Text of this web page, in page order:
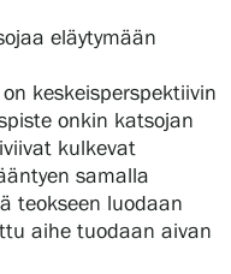
eläytymään
on keskeisperspektiivin
onkin katsojan
kulkevat
samalla
teokseen luodaan
aihe tuodaan aivan